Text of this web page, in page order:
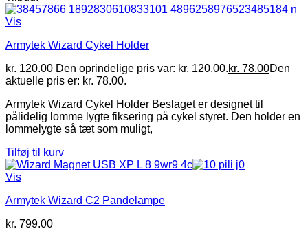
Vis
Armytek Wizard Cykel Holder
kr.120.00 Den oprindelige pris var: kr. 120.00.kr. 78.00Den
aktuelle pris er: kr. 78.00.
Armytek Wizard Cykel Holder Beslaget er designet til
pålidelig lomme lygte fiksering på cykel styret. Den holder en
lommelygte så tæt som muligt,
Tilføj til kurv
Vis
Armytek Wizard C2 Pandelampe
kr. 799.00